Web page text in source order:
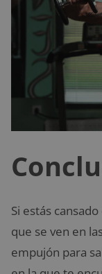
Si estás
que se ven en
empujón para